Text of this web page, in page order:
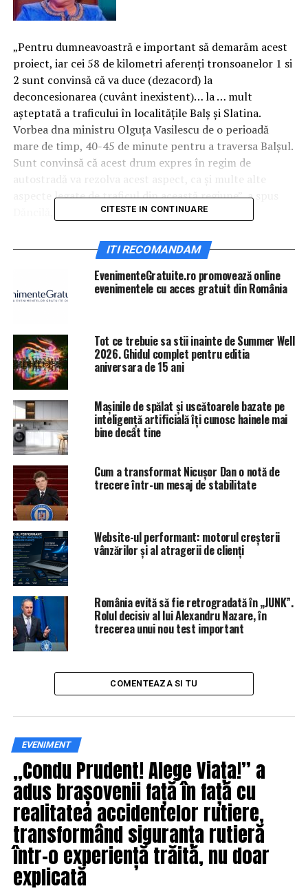
„Pentru dumneavoastră e important să demarăm acest
proiect, iar cei 58 de kilometri aferenţi tronsoanelor 1 si
2 sunt convinsă că va duce (dezacord) la
deconcesionarea (cuvânt inexistent)… la … mult
aşteptată a traficului în localităţile Balş şi Slatina.
Vorbea dna ministru Olguţa Vasilescu de o perioadă
mare de timp, 40-45 de minute pentru a traversa Balşul.
Sunt convinsă că acest drum expres în regim de
autostradă va rezolva acest aspect, ca şi multe alte
aspecte legate de traficul din această regiune”, a spus
Dăncilă, citată deDigi24.ro.
IasiAZI.ro
ARTICOLE PE ACEIASI TEMA: PRIMA
URMATORUL
Vești surprinzător de bune. Ce a făcut BNR cu banii
României | IasiAZI.ro
NU RATATI
Autostrada din România pe care o vrea chiar Klaus
Iohannis | IasiAZI.ro
CITESTE IN CONTINUARE
ITI RECOMANDAM
EvenimenteGratuite.ro promovează online
evenimentele cu acces gratuit din România
Tot ce trebuie sa stii inainte de Summer Well
2026. Ghidul complet pentru editia
aniversara de 15 ani
Mașinile de spălat și uscătoarele bazate pe
inteligență artificială îți cunosc hainele mai
bine decât tine
Cum a transformat Nicușor Dan o notă de
trecere într-un mesaj de stabilitate
Website-ul performant: motorul creșterii
vânzărilor și al atragerii de clienți
România evită să fie retrogradată în „JUNK”.
Rolul decisiv al lui Alexandru Nazare, în
trecerea unui nou test important
COMENTEAZA SI TU
EVENIMENT
„Condu Prudent! Alege Viața!” a
adus brașovenii față în față cu
realitatea accidentelor rutiere,
transformând siguranța rutieră
într-o experiență trăită, nu doar
explicată